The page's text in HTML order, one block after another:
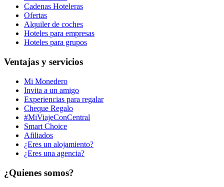
Cadenas Hoteleras
Ofertas
Alquiler de coches
Hoteles para empresas
Hoteles para grupos
Ventajas y servicios
Mi Monedero
Invita a un amigo
Experiencias para regalar
Cheque Regalo
#MiViajeConCentral
Smart Choice
Afiliados
¿Eres un alojamiento?
¿Eres una agencia?
¿Quienes somos?